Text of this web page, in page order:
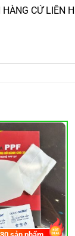
CỨ LIÊN